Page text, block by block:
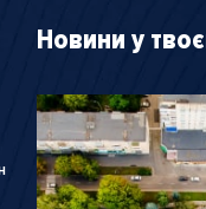
Новини у